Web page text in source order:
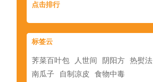
点击排行
标签云
荠菜百叶包 人世间 阴阳方 热熨法
南瓜子
自制凉皮
食物中毒